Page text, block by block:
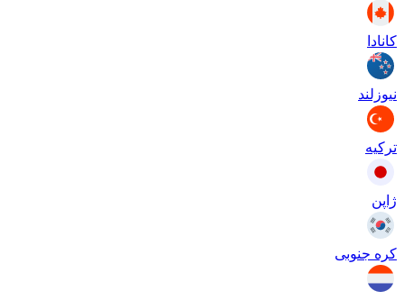
کانادا
نیوزلند
ترکیه
ژاپن
کره جنوبی